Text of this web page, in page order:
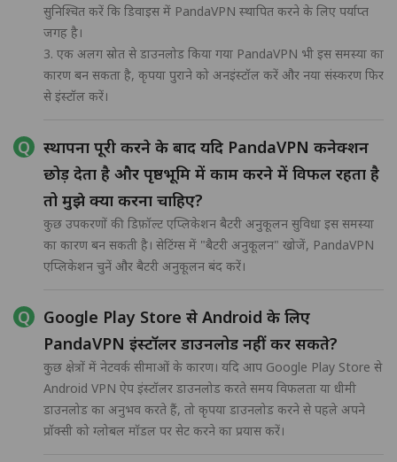
सुनिश्चित करें कि डिवाइस में PandaVPN स्थापित करने के लिए पर्याप्त
जगह है।
3. एक अलग स्रोत से डाउनलोड किया गया PandaVPN भी इस समस्या का
कारण बन सकता है, कृपया पुराने को अनइंस्टॉल करें और नया संस्करण फिर
से इंस्टॉल करें।
स्थापना पूरी करने के बाद यदि PandaVPN कनेक्शन
छोड़ देता है और पृष्ठभूमि में काम करने में विफल रहता है
तो मुझे क्या करना चाहिए?
कुछ उपकरणों की डिफ़ॉल्ट एप्लिकेशन बैटरी अनुकूलन सुविधा इस समस्या
का कारण बन सकती है। सेटिंग्स में "बैटरी अनुकूलन" खोजें, PandaVPN
एप्लिकेशन चुनें और बैटरी अनुकूलन बंद करें।
Google Play Store से Android के लिए
PandaVPN इंस्टॉलर डाउनलोड नहीं कर सकते?
कुछ क्षेत्रों में नेटवर्क सीमाओं के कारण। यदि आप Google Play Store से
Android VPN ऐप इंस्टॉलर डाउनलोड करते समय विफलता या धीमी
डाउनलोड का अनुभव करते हैं, तो कृपया डाउनलोड करने से पहले अपने
प्रॉक्सी को ग्लोबल मॉडल पर सेट करने का प्रयास करें।